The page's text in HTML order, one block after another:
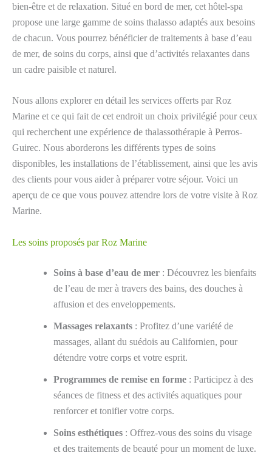
bien-être et de relaxation. Situé en bord de mer, cet hôtel-spa
propose une large gamme de soins thalasso adaptés aux besoins
de chacun. Vous pourrez bénéficier de traitements à base d’eau
de mer, de soins du corps, ainsi que d’activités relaxantes dans
un cadre paisible et naturel.
Nous allons explorer en détail les services offerts par Roz
Marine et ce qui fait de cet endroit un choix privilégié pour ceux
qui recherchent une expérience de thalassothérapie à Perros-
Guirec. Nous aborderons les différents types de soins
disponibles, les installations de l’établissement, ainsi que les avis
des clients pour vous aider à préparer votre séjour. Voici un
aperçu de ce que vous pouvez attendre lors de votre visite à Roz
Marine.
Les soins proposés par Roz Marine
Soins à base d’eau de mer : Découvrez les bienfaits
de l’eau de mer à travers des bains, des douches à
affusion et des enveloppements.
Massages relaxants : Profitez d’une variété de
massages, allant du suédois au Californien, pour
détendre votre corps et votre esprit.
Programmes de remise en forme : Participez à des
séances de fitness et des activités aquatiques pour
renforcer et tonifier votre corps.
Soins esthétiques : Offrez-vous des soins du visage
et des traitements de beauté pour un moment de luxe.